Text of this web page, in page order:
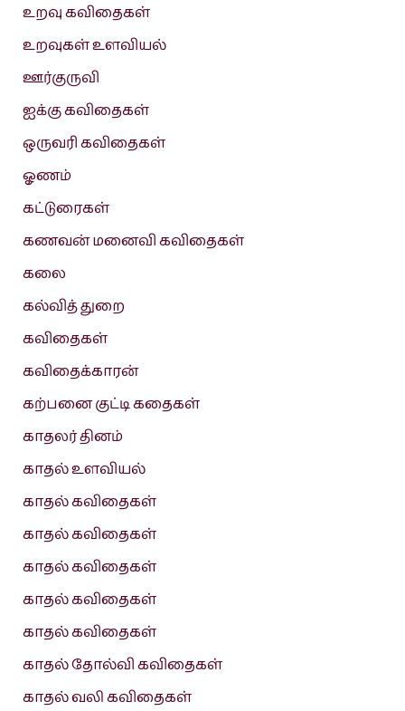
உறவு கவிதைகள்
உறவுகள் உளவியல்
ஊர்குருவி
ஐக்கு கவிதைகள்
ஒருவரி கவிதைகள்
ஓணம்
கட்டுரைகள்
கணவன் மனைவி கவிதைகள்
கலை
கல்வித் துறை
கவிதைகள்
கவிதைக்காரன்
கற்பனை குட்டி கதைகள்
காதலர் தினம்
காதல் உளவியல்
காதல் கவிதைகள்
காதல் கவிதைகள்
காதல் கவிதைகள்
காதல் கவிதைகள்
காதல் கவிதைகள்
காதல் தோல்வி கவிதைகள்
காதல் வலி கவிதைகள்